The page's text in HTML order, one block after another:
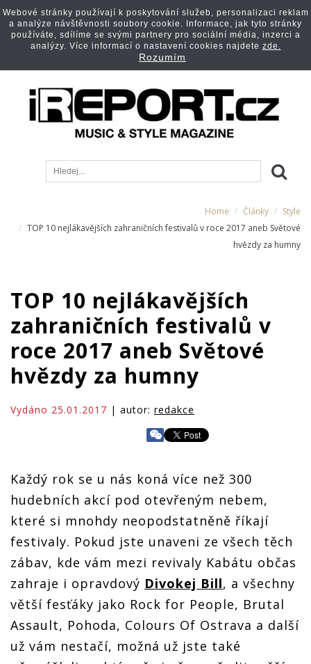
Home Články
Style
TOP 10 nejlákavějších zahraničních festivalů v roce 2017 aneb Světové
hvězdy za humny
TOP 10 nejlákavějších
zahraničních festivalů v
roce 2017 aneb Světové
hvězdy za humny
Vydáno 25.01.2017 | autor: redakce
Každý rok se u nás koná více než 300
hudebních akcí pod otevřeným nebem,
které si mnohdy neopodstatněně říkají
festivaly. Pokud jste unaveni ze všech těch
zábav, kde vám mezi revivaly Kabátu občas
zahraje i opravdový Divokej Bill, a všechny
větší fesťáky jako Rock for People, Brutal
Assault, Pohoda, Colours Of Ostrava a další
už vám nestačí, možná už jste také
Webové stránky používají k poskytování služeb, personalizaci reklam
a analýze návštěvnosti soubory cookie. Informace, jak tyto stránky
používáte, sdílíme se svými partnery pro sociální média, inzerci a
analýzy. Více informací o nastavení cookies najdete zde.
Rozumím